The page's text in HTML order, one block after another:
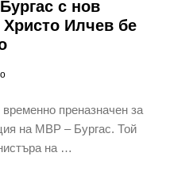
с нов
Христо Илчев бе
преназначен за
на МВР – Бургас. Той
на …